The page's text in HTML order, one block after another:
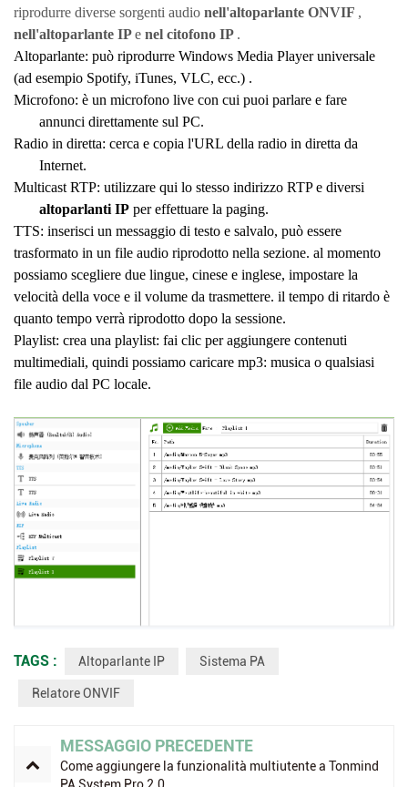
riprodurre diverse sorgenti audio nell'altoparlante ONVIF ,
nell'altoparlante IPe nel citofono IP .
Altoparlante: può riprodurre Windows Media Player universale
(ad esempio Spotify, iTunes, VLC, ecc.) .
Microfono: è un microfono live con cui puoi parlare e fare
annunci direttamente sul PC.
Radio in diretta: cerca e copia l'URL della radio in diretta da
Internet.
Multicast RTP: utilizzare qui lo stesso indirizzo RTP e diversi
altoparlanti IP per effettuare la paging.
TTS: inserisci un messaggio di testo e salvalo, può essere
trasformato in un file audio riprodotto nella sezione. al momento
possiamo scegliere due lingue, cinese e inglese, impostare la
velocità della voce e il volume da trasmettere. il tempo di ritardo è
quanto tempo verrà riprodotto dopo la sessione.
Playlist: crea una playlist: fai clic per aggiungere contenuti
multimediali, quindi possiamo caricare mp3: musica o qualsiasi
file audio dal PC locale.
TAGS : Altoparlante IP Sistema PA
Relatore ONVIF
MESSAGGIO PRECEDENTE
Come aggiungere la funzionalità multiutente a Tonmind
PA System Pro 2.0